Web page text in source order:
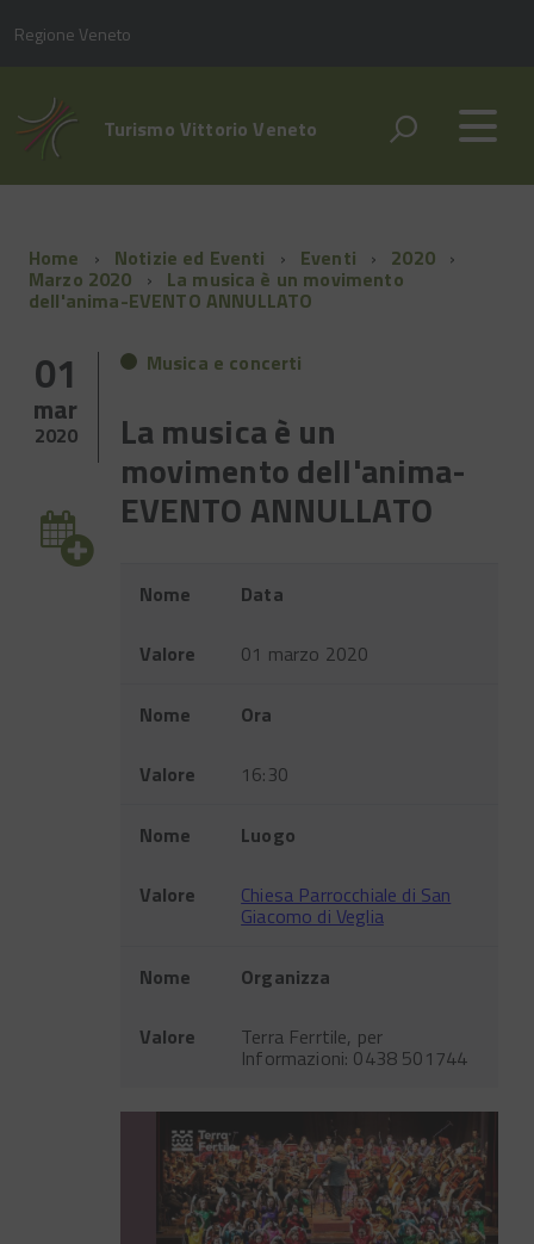
Regione Veneto
Turismo Vittorio Veneto
Home Notizie ed Eventi Eventi 2020
Marzo 2020 La musica è un movimento
dell'anima-EVENTO ANNULLATO
01
mar
2020
Musica e concerti
La musica è un
movimento dell'anima-
EVENTO ANNULLATO
Evento
Nome Data
Valore 01 marzo 2020
Nome Ora
Valore 16:30
Nome Luogo
Valore Chiesa Parrocchiale di San
Giacomo di Veglia
Nome Organizza
Valore Terra Ferrtile, per
Informazioni: 0438 501744